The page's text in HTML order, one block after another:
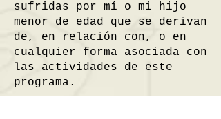
sufridas por mí o mi hijo
menor de edad que se derivan
de, en relación con, o en
cualquier forma asociada con
las actividades de este
programa.